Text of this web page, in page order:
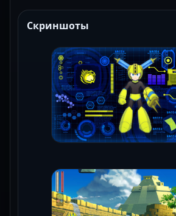
Скриншоты